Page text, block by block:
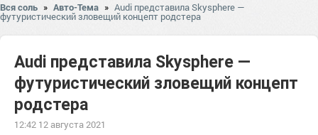
Вся соль » Авто-Тема » Audi представила Skysphere —
футуристический зловещий концепт родстера
Audi представила Skysphere —
футуристический зловещий концепт
родстера
12:42 12 августа 2021